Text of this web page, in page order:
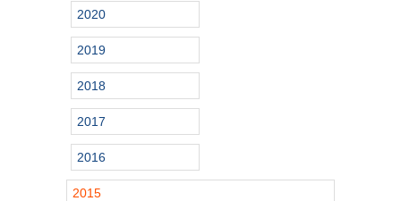
2020
2019
2018
2017
2016
2015